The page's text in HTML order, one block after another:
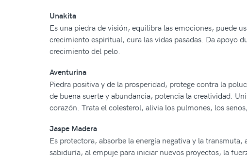
Unakita
Es una piedra de visión, equilibra las emociones, puede
crecimiento espiritual, cura las vidas pasadas. Da apoyo
crecimiento del pelo.
Aventurina
Piedra positiva y de la prosperidad, protege contra la
de buena suerte y abundancia, potencia la creatividad.
corazón. Trata el colesterol, alivia los pulmones, los
Jaspe Madera
Es protectora, absorbe la energía negativa y la
sabiduría, al empuje para iniciar nuevos proyectos, la